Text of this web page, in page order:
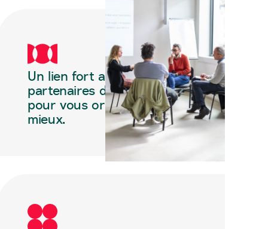
Un lien fort avec les
partenaires de l’écosystème
pour vous orienter au
mieux.